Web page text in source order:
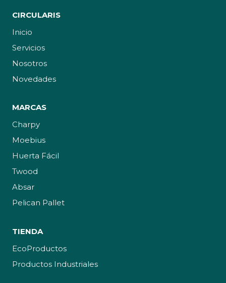
CIRCULARIS
Inicio
Servicios
Nosotros
Novedades
MARCAS
Charpy
Moebius
Huerta Fácil
Twood
Absar
Pelican Pallet
TIENDA
EcoProductos
Productos Industriales